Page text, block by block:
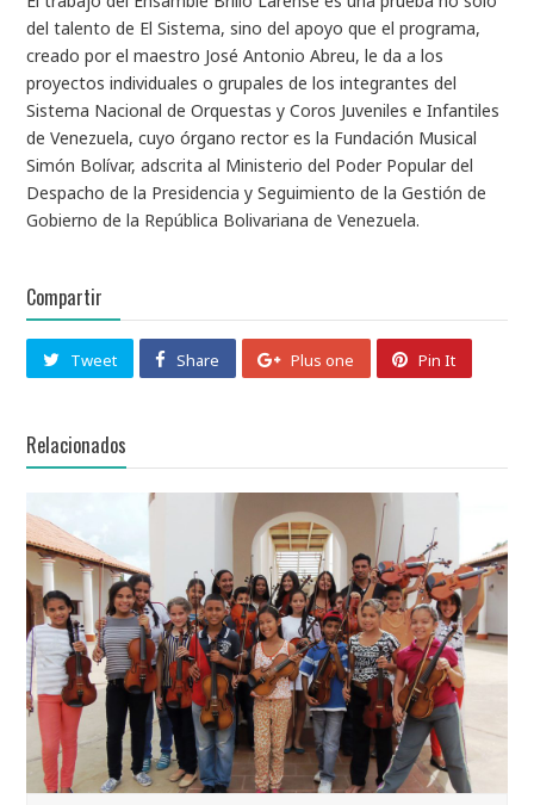
del talento de El Sistema, sino del apoyo que el programa,
creado por el maestro José Antonio Abreu, le da a los
proyectos individuales o grupales de los integrantes del
Sistema Nacional de Orquestas y Coros Juveniles e Infantiles
de Venezuela, cuyo órgano rector es la Fundación Musical
Simón Bolívar, adscrita al Ministerio del Poder Popular del
Despacho de la Presidencia y Seguimiento de la Gestión de
Gobierno de la República Bolivariana de Venezuela.
Compartir
Tweet Share Plus one Pin It
Relacionados